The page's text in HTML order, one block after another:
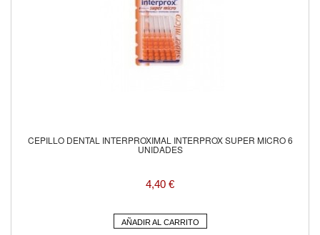
CEPILLO DENTAL INTERPROXIMAL INTERPROX SUPER MICRO 6
UNIDADES
4,40 €
AÑADIR AL CARRITO